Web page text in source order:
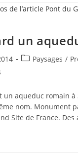
un
PostPaysages /
un aqueduc romain à
nom. Monument
Site de France.